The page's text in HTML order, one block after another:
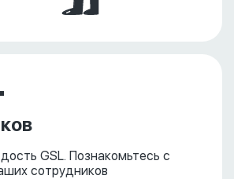
GSL. Познакомьтесь с
сотрудников